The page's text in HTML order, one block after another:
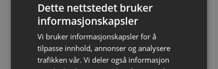
Næringsmiddelindustri
Anbefalt
Det er mulig å blande farger i kartongen. Spesifiser i så
fall de fargene du skal ha i kommentarfeltet ved
bestilling. Det må være til sammen 12 bokser i
Dette nettstedet bruker
informasjonskapsler
Vi bruker informasjonskapsler for å
tilpasse innhold, annonser og analysere
trafikken vår. Vi deler også informasjon